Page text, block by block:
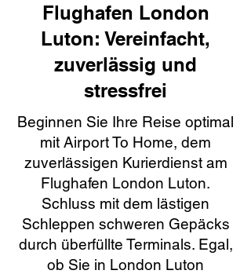
Flughafen London
Luton: Vereinfacht,
zuverlässig und
stressfrei
Beginnen Sie Ihre Reise optimal
mit Airport To Home, dem
zuverlässigen Kurierdienst am
Flughafen London Luton.
Schluss mit dem lästigen
Schleppen schweren Gepäcks
durch überfüllte Terminals. Egal,
ob Sie in London Luton